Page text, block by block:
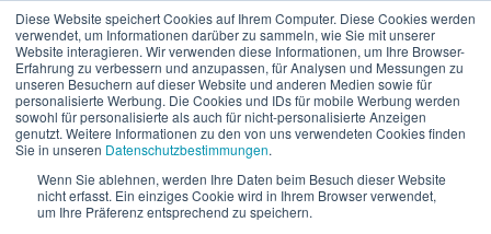
Diese Website speichert Cookies auf Ihrem Computer. Diese Cookies werden
verwendet, um Informationen darüber zu sammeln, wie Sie mit unserer
Website interagieren. Wir verwenden diese Informationen, um Ihre Browser-
Erfahrung zu verbessern und anzupassen, für Analysen und Messungen zu
unseren Besuchern auf dieser Website und anderen Medien sowie für
personalisierte Werbung. Die Cookies und IDs für mobile Werbung werden
sowohl für personalisierte als auch für nicht-personalisierte Anzeigen
genutzt. Weitere Informationen zu den von uns verwendeten Cookies finden
Sie in unseren Datenschutzbestimmungen.
Wenn Sie ablehnen, werden Ihre Daten beim Besuch dieser Website
nicht erfasst. Ein einziges Cookie wird in Ihrem Browser verwendet,
um Ihre Präferenz entsprechend zu speichern.
de
IT-Modernisierung & Innovation